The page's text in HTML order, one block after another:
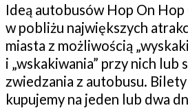
Ideą autobusów Hop On
w pobliżu największych
miasta z możliwością
i „wskakiwania” przy nich lub
zwiedzania z autobusu.
kupujemy na jeden lub dwa